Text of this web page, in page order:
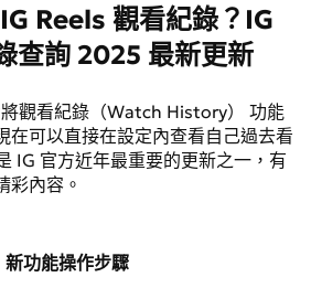
內容與高效編輯工具
HOT
看紀錄常見問答
Reels 觀看紀錄？IG
查詢 2025 最新更新
觀看紀錄（Watch History） 功能
在可以直接在設定內查看自己過去看
IG 官方近年最重要的更新之一，有
彩內容。
新功能操作步驟